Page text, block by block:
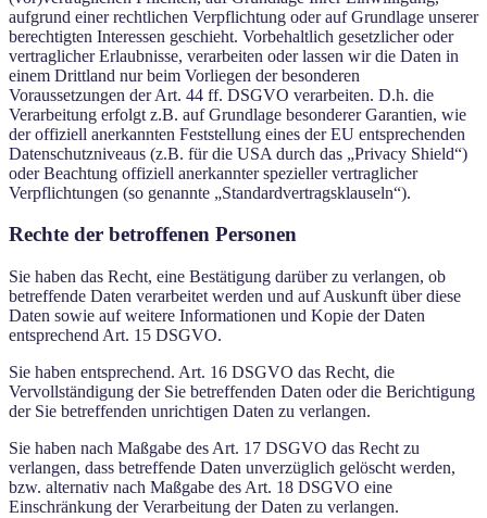
aufgrund einer rechtlichen Verpflichtung oder auf Grundlage unserer
berechtigten Interessen geschieht. Vorbehaltlich gesetzlicher oder
vertraglicher Erlaubnisse, verarbeiten oder lassen wir die Daten in
einem Drittland nur beim Vorliegen der besonderen
Voraussetzungen der Art. 44 ff. DSGVO verarbeiten. D.h. die
Verarbeitung erfolgt z.B. auf Grundlage besonderer Garantien, wie
der offiziell anerkannten Feststellung eines der EU entsprechenden
Datenschutzniveaus (z.B. für die USA durch das „Privacy Shield“)
oder Beachtung offiziell anerkannter spezieller vertraglicher
Verpflichtungen (so genannte „Standardvertragsklauseln“).
Rechte der betroffenen Personen
Sie haben das Recht, eine Bestätigung darüber zu verlangen, ob
betreffende Daten verarbeitet werden und auf Auskunft über diese
Daten sowie auf weitere Informationen und Kopie der Daten
entsprechend Art. 15 DSGVO.
Sie haben entsprechend. Art. 16 DSGVO das Recht, die
Vervollständigung der Sie betreffenden Daten oder die Berichtigung
der Sie betreffenden unrichtigen Daten zu verlangen.
Sie haben nach Maßgabe des Art. 17 DSGVO das Recht zu
verlangen, dass betreffende Daten unverzüglich gelöscht werden,
bzw. alternativ nach Maßgabe des Art. 18 DSGVO eine
Einschränkung der Verarbeitung der Daten zu verlangen.